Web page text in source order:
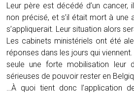
Leur père est décédé d’un
non précisé, et s’il était mort à une
s’appliquerait. Leur situation alors
Les cabinets ministériels ont été
réponses dans les jours qui
seule une forte mobilisation leur
sérieuses de pouvoir rester en
…À quoi tient donc l’application